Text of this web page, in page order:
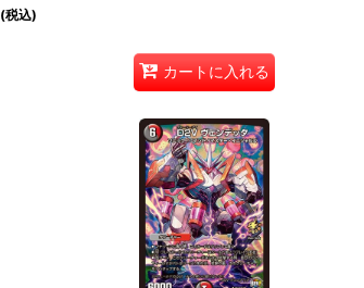
(税込)
カートに入れる